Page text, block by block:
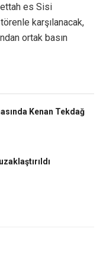
es Sisi
karşılanacak,
ortak basın
Kenan Tekdağ